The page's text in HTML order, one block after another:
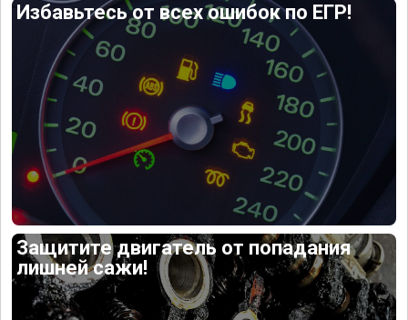
Избавьтесь от всех ошибок по ЕГР!
Защитите двигатель от попадания
лишней сажи!